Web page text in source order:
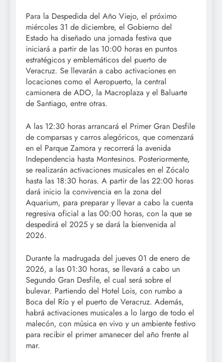
Para la Despedida del Año Viejo, el próximo
miércoles 31 de diciembre, el Gobierno del
Estado ha diseñado una jornada festiva que
iniciará a partir de las 10:00 horas en puntos
estratégicos y emblemáticos del puerto de
Veracruz. Se llevarán a cabo activaciones en
locaciones como el Aeropuerto, la central
camionera de ADO, la Macroplaza y el Baluarte
de Santiago, entre otras.
A las 12:30 horas arrancará el Primer Gran Desfile
de comparsas y carros alegóricos, que comenzará
en el Parque Zamora y recorrerá la avenida
Independencia hasta Montesinos. Posteriormente,
se realizarán activaciones musicales en el Zócalo
hasta las 18:30 horas. A partir de las 22:00 horas
dará inicio la convivencia en la zona del
Aquarium, para preparar y llevar a cabo la cuenta
regresiva oficial a las 00:00 horas, con la que se
despedirá el 2025 y se dará la bienvenida al
2026.
Durante la madrugada del jueves 01 de enero de
2026, a las 01:30 horas, se llevará a cabo un
Segundo Gran Desfile, el cual será sobre el
bulevar. Partiendo del Hotel Lois, con rumbo a
Boca del Río y el puerto de Veracruz. Además,
habrá activaciones musicales a lo largo de todo el
malecón, con música en vivo y un ambiente festivo
para recibir el primer amanecer del año frente al
mar.